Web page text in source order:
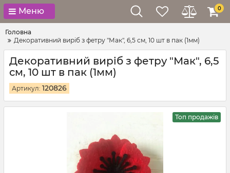
Меню 0
Головна
Декоративний виріб з фетру "Мак", 6,5 см, 10 шт в пак (1мм)
Декоративний виріб з фетру "Мак", 6,5
см, 10 шт в пак (1мм)
Артикул: 120826
Топ продажів